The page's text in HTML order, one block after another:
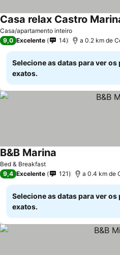
Casa/apartamento inteiro
Casa relax Castro
9,0 Excelente 14 a 0.2 km de
Selecione as datas para ver os
exatos.
Bed & Breakfast
B&B Marina
9,4 Excelente 121 a 0.4 km de
Selecione as datas para ver os
exatos.